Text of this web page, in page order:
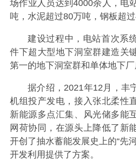
场作业人员达到4000余人，电
吨，水泥超过80万吨，钢板超过
建设过程中，电站首次系
件下超大型地下洞室群建造关
第一的地下洞室群和单体地下厂
据介绍，2021年12月，丰
机组投产发电，接入张北柔性
新能源多点汇集、风光储多能
网荷协同，在源头上降低了新
开创了抽水蓄能发展史上的“先
开发利用提供了方案。